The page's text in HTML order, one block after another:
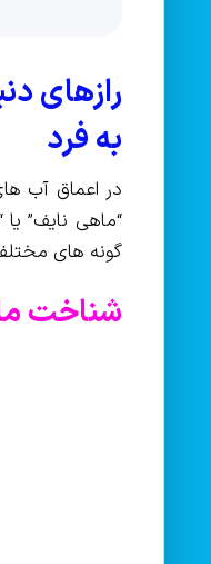
رازهای
به فرد
در اعماق آب
“ماهی نایف”
گونه های
شناخت